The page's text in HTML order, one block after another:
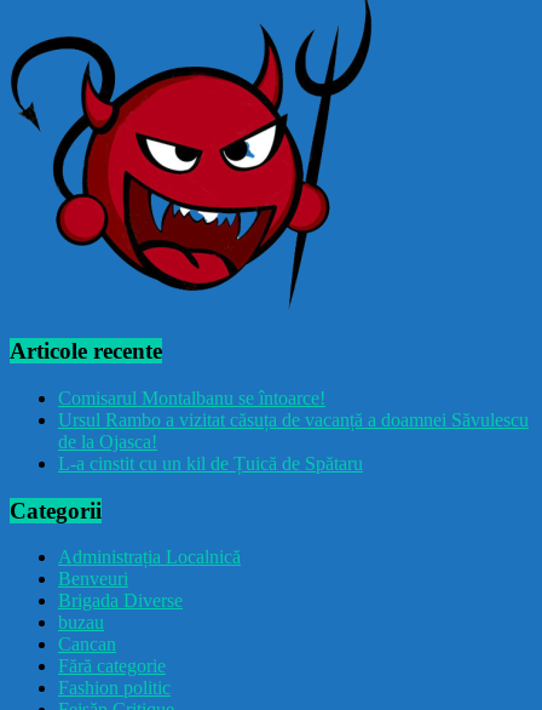
Articole recente
Comisarul Montalbanu se întoarce!
Ursul Rambo a vizitat căsuța de vacanță a doamnei Săvulescu
de la Ojasca!
L-a cinstit cu un kil de Țuică de Spătaru
Categorii
Administrația Localnică
Benveuri
Brigada Diverse
buzau
Cancan
Fără categorie
Fashion politic